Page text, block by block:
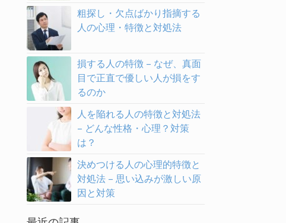
粗探し・欠点ばかり指摘する
人の心理・特徴と対処法
損する人の特徴 – なぜ、真面
目で正直で優しい人が損をす
るのか
人を陥れる人の特徴と対処法
– どんな性格・心理？対策
は？
決めつける人の心理的特徴と
対処法 – 思い込みが激しい原
因と対策